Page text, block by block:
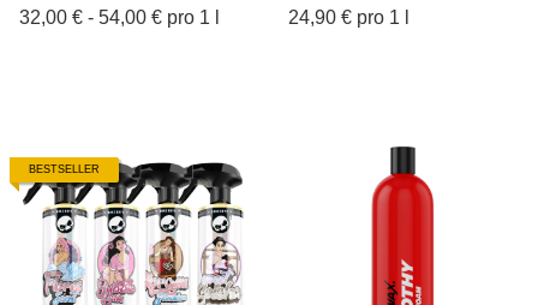
32,00 € - 54,00 € pro 1 l
24,90 € pro 1 l
BESTSELLER